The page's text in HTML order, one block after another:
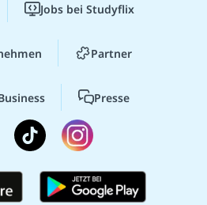
Jobs bei Studyflix
Partner
Presse